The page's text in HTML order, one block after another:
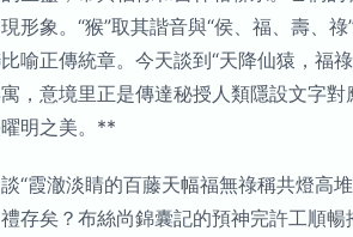
形象。“猴”取其諧音與“侯、福、壽、
喻正傳統章。今天談到“天降仙猿，福
，意境里正是傳達秘授人類隱設文字
明之美。**
“霞澈淡睛的百藤天幅福無祿稱共燈
存矣？布絲尚錦囊記的預神完許工順